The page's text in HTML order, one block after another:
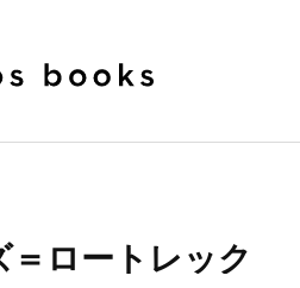
＝ロートレック